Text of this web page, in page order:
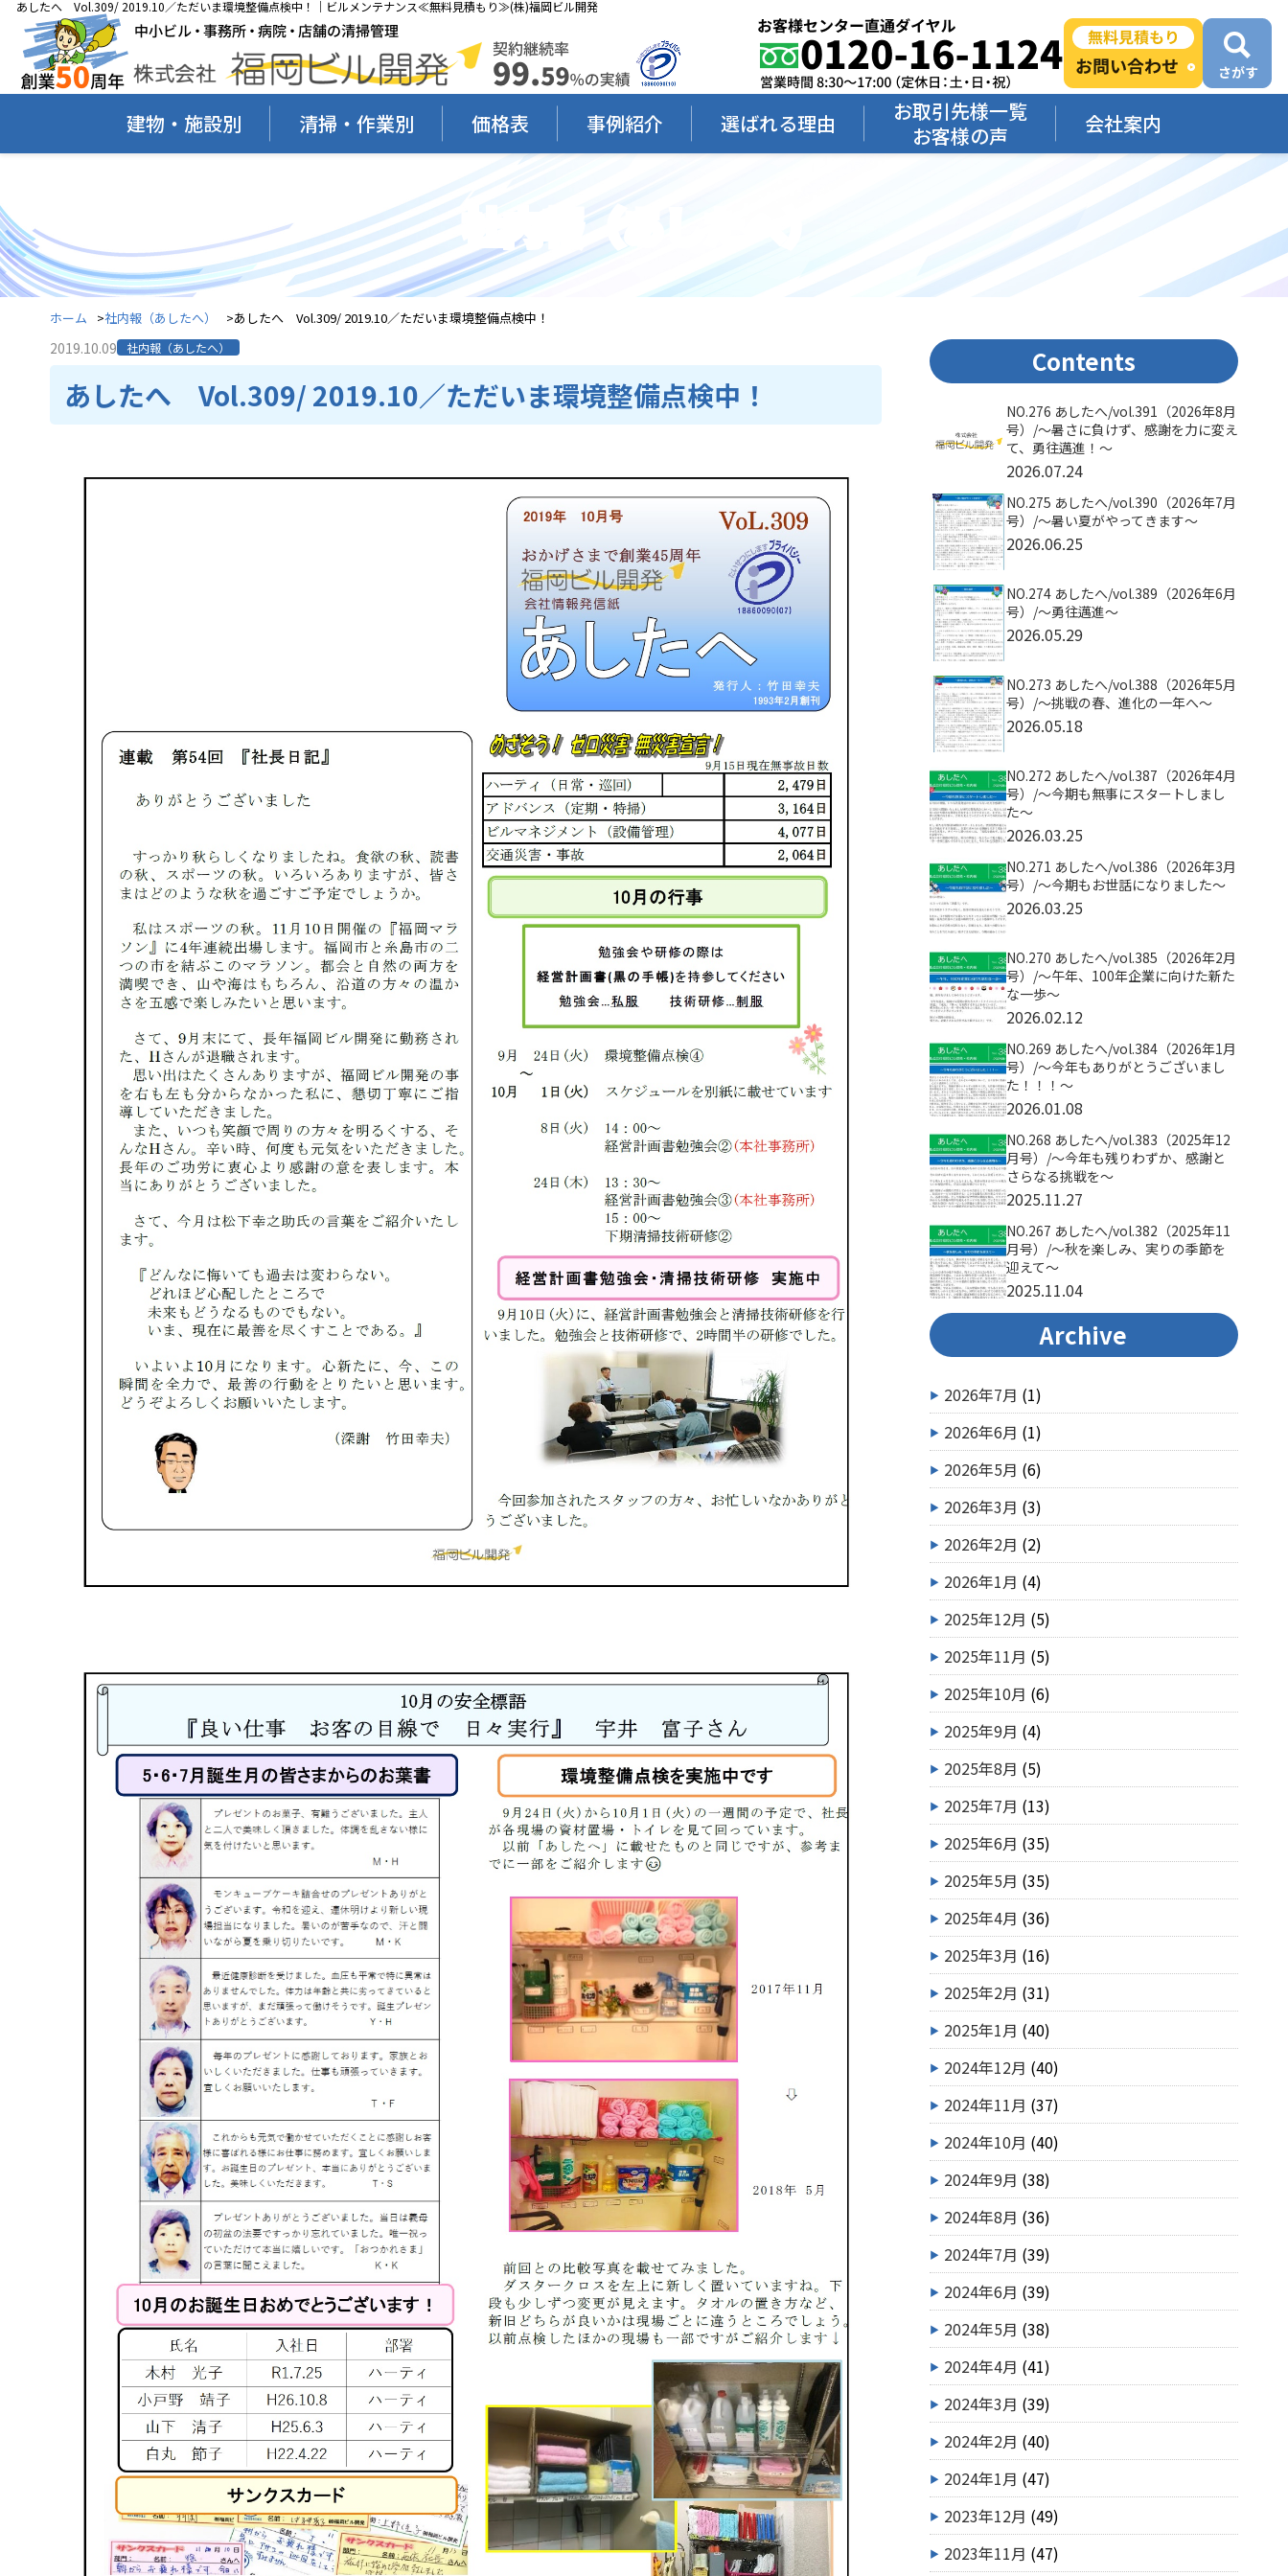
あしたへ Vol.309/ 2019.10／ただいま環境整備点検中！｜ビルメンテナンス≪無料見積もり≫(株)福岡ビル開発
建物・施設別 清掃・作業別 価格表 事例紹介 選ばれる理由
お取引先様一覧
お客様の声
会社案内
社内報（あしたへ）
ホーム 社内報（あしたへ） あしたへ Vol.309/ 2019.10／ただいま環境整備点検中！
2019.10.09 社内報（あしたへ）
あしたへ Vol.309/ 2019.10／ただいま環境整備点検中！
Contents
NO.276 あしたへ/vol.391（2026年8月
号）/〜暑さに負けず、感謝を力に変え
て、勇往邁進！〜
2026.07.24
NO.275 あしたへ/vol.390（2026年7月
号）/～暑い夏がやってきます～
2026.06.25
NO.274 あしたへ/vol.389（2026年6月
号）/～勇往邁進～
2026.05.29
NO.273 あしたへ/vol.388（2026年5月
号）/～挑戦の春、進化の一年へ～
2026.05.18
NO.272 あしたへ/vol.387（2026年4月
号）/～今期も無事にスタートしまし
た～
2026.03.25
NO.271 あしたへ/vol.386（2026年3月
号）/～今期もお世話になりました～
2026.03.25
NO.270 あしたへ/vol.385（2026年2月
号）/～午年、100年企業に向けた新た
な一歩～
2026.02.12
NO.269 あしたへ/vol.384（2026年1月
号）/～今年もありがとうございまし
た！！！～
2026.01.08
NO.268 あしたへ/vol.383（2025年12
月号）/～今年も残りわずか、感謝と
さらなる挑戦を～
2025.11.27
NO.267 あしたへ/vol.382（2025年11
月号）/～秋を楽しみ、実りの季節を
迎えて～
2025.11.04
Archive
2026年7月 (1)
2026年6月 (1)
2026年5月 (6)
2026年3月 (3)
2026年2月 (2)
2026年1月 (4)
2025年12月 (5)
2025年11月 (5)
2025年10月 (6)
2025年9月 (4)
2025年8月 (5)
2025年7月 (13)
2025年6月 (35)
2025年5月 (35)
2025年4月 (36)
2025年3月 (16)
2025年2月 (31)
2025年1月 (40)
2024年12月 (40)
2024年11月 (37)
2024年10月 (40)
2024年9月 (38)
2024年8月 (36)
2024年7月 (39)
2024年6月 (39)
2024年5月 (38)
2024年4月 (41)
2024年3月 (39)
2024年2月 (40)
2024年1月 (47)
2023年12月 (49)
2023年11月 (47)